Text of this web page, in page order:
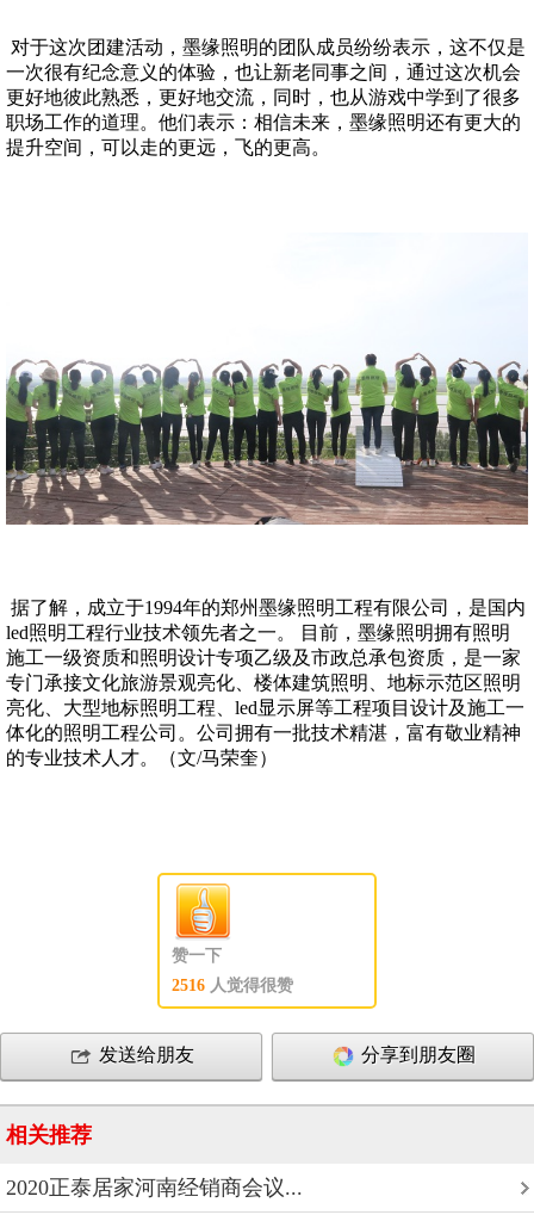
对于这次团建活动，墨缘照明的团队成员纷纷表示，这不仅是
一次很有纪念意义的体验，也让新老同事之间，通过这次机会
更好地彼此熟悉，更好地交流，同时，也从游戏中学到了很多
职场工作的道理。他们表示：相信未来，墨缘照明还有更大的
提升空间，可以走的更远，飞的更高。
据了解，成立于1994年的郑州墨缘照明工程有限公司，是国内
led照明工程行业技术领先者之一。 目前，墨缘照明拥有照明
施工一级资质和照明设计专项乙级及市政总承包资质，是一家
专门承接文化旅游景观亮化、楼体建筑照明、地标示范区照明
亮化、大型地标照明工程、led显示屏等工程项目设计及施工一
体化的照明工程公司。公司拥有一批技术精湛，富有敬业精神
的专业技术人才。（文/马荣奎）
赞一下
2516 人觉得很赞
发送给朋友 分享到朋友圈
相关推荐
2020正泰居家河南经销商会议...